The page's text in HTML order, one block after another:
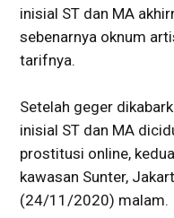
inisial ST dan MA
sebenarnya oknum
tarifnya.
Setelah geger
inisial ST dan MA
prostitusi online,
kawasan Sunter,
(24/11/2020) malam.